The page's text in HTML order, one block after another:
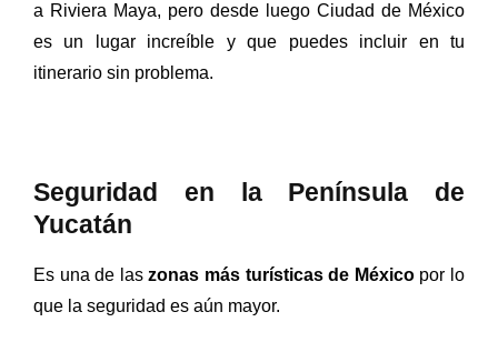
a Riviera Maya, pero desde luego Ciudad de México
es un lugar increíble y que puedes incluir en tu
itinerario sin problema.
Seguridad en la Península de
Yucatán
Es una de laszonas más turísticas de Méxicopor lo
que la seguridad es aún mayor.